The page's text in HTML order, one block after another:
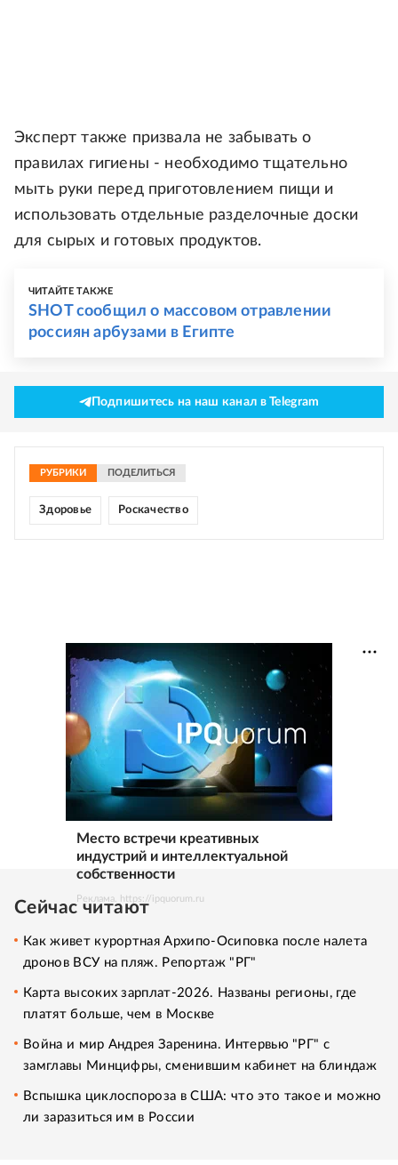
Эксперт также призвала не забывать о
правилах гигиены - необходимо тщательно
мыть руки перед приготовлением пищи и
использовать отдельные разделочные доски
для сырых и готовых продуктов.
ЧИТАЙТЕ ТАКЖЕ
SHOT сообщил о массовом отравлении
россиян арбузами в Египте
Подпишитесь на наш канал в Telegram
РУБРИКИ ПОДЕЛИТЬСЯ
Здоровье Роскачество
Место встречи креативных
индустрий и интеллектуальной
собственности
Реклама. https://ipquorum.ru
Сейчас читают
Как живет курортная Архипо-Осиповка после налета
дронов ВСУ на пляж. Репортаж "РГ"
Карта высоких зарплат-2026. Названы регионы, где
платят больше, чем в Москве
Война и мир Андрея Заренина. Интервью "РГ" с
замглавы Минцифры, сменившим кабинет на блиндаж
Вспышка циклоспороза в США: что это такое и можно
ли заразиться им в России